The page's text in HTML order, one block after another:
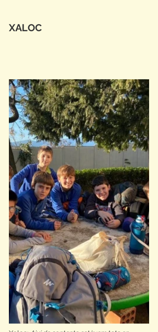
XALOC